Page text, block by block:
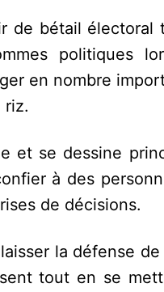
de bétail
politiques
en nombre
riz.
et se dessine
à des
de décisions.
la défense de
tout en se